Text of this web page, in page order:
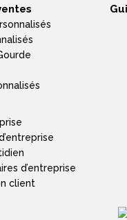
d’entreprise
client